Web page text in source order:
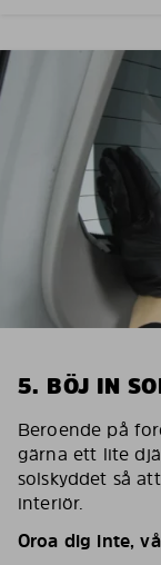
5. BÖJ IN
Beroende på
gärna ett lite
solskyddet så
interiör.
Oroa dig inte,